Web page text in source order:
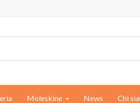
Moleskine News Chi